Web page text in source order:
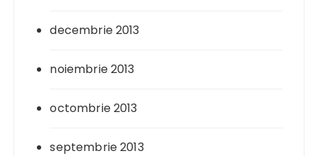
decembrie 2013
noiembrie 2013
octombrie 2013
septembrie 2013